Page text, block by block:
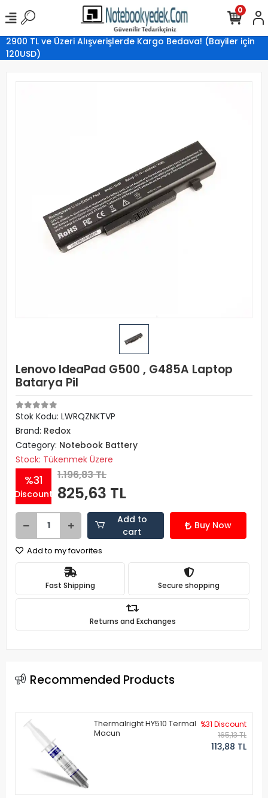
2900 TL ve Üzeri Alışverişlerde Kargo Bedava! (Bayiler için
120USD)
0
Lenovo IdeaPad G500 , G485A Laptop
Batarya Pil
Stok Kodu: LWRQZNKTVP
Brand: Redox
Category: Notebook Battery
Stock: Tükenmek Üzere
%31
Discount
1.196,83 TL
825,63 TL
Add to
cart
Buy Now
Add to my favorites
Fast Shipping Secure shopping
Returns and Exchanges
Recommended Products
Thermalright HY510 Termal
Macun
%31 Discount
165,13 TL
113,88 TL